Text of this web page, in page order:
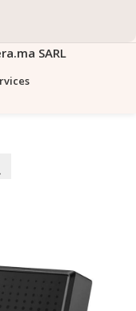
SARL